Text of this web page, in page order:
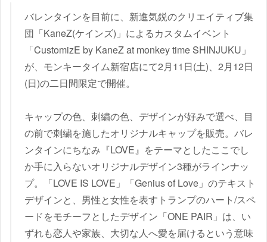
バレンタインを目前に、新進気鋭のクリエイティブ集
団「KaneZ(ケインズ)」によるカスタムイベント
「CustomizE by KaneZ at monkey time SHINJUKU」
が、モンキータイム新宿店にて2月11日(土)、2月12日
(日)の二日間限定で開催。
キャップの色、刺繍の色、デザインが好みで選べ、目
の前で刺繍を施したオリジナルキャップを販売。バレ
ンタインにちなみ『LOVE』をテーマとしたここでし
か手に入らないオリジナルデザイン3種がラインナッ
プ。「LOVE IS LOVE」「Genius of Love」のテキスト
デザインと、男性と女性を表すトランプのハート/スペ
ードをモチーフとしたデザイン「ONE PAIR」は、い
ずれも恋人や家族、大切な人へ愛を届けるという意味